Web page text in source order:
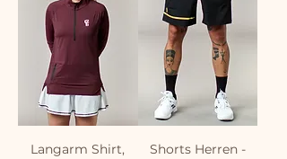
Langarm Shirt,
Shorts Herren -